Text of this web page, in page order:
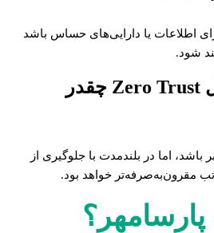
اطلاعات یا دارایی‌های حساس باشد
شود.
هزینه اجرای مدل Zero Trust چقدر
باشد، اما در بلندمدت با جلوگیری از
مقرون‌به‌صرفه‌تر خواهد بود.
پارسامهر؟